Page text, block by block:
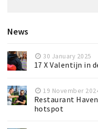
News
30 January 2025
17 X Valentijn in
19 November
Restaurant
hotspot